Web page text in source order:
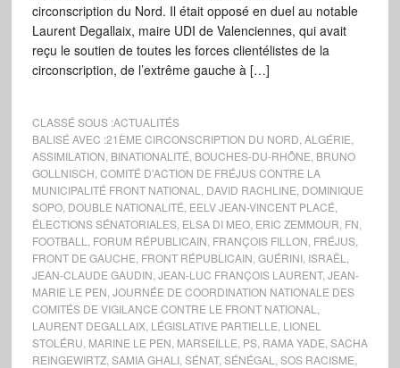
circonscription du Nord. Il était opposé en duel au notable
Laurent Degallaix, maire UDI de Valenciennes, qui avait
reçu le soutien de toutes les forces clientélistes de la
circonscription, de l’extrême gauche à […]
CLASSÉ SOUS :ACTUALITÉS
BALISÉ AVEC :21ÈME CIRCONSCRIPTION DU NORD ALGÉRIE
ASSIMILATION BINATIONALITÉ BOUCHES-DU-RHÔNE BRUNO
GOLLNISCH COMITÉ D'ACTION DE FRÉJUS CONTRE LA
MUNICIPALITÉ FRONT NATIONAL
DAVID RACHLINE DOMINIQUE
SOPO, DOUBLE NATIONALITÉ EELV JEAN-VINCENT PLACÉ
ÉLECTIONS SÉNATORIALES, ELSA DI MEO, ERIC ZEMMOUR FN
FOOTBALL
FORUM RÉPUBLICAIN FRANÇOIS FILLON FRÉJUS,
FRONT DE GAUCHE FRONT RÉPUBLICAIN GUÉRINI, ISRAËL
JEAN-CLAUDE GAUDIN JEAN-LUC FRANÇOIS LAURENT, JEAN-
MARIE LE PEN JOURNÉE DE COORDINATION NATIONALE DES
COMITÉS DE VIGILANCE CONTRE LE FRONT NATIONAL
LAURENT DEGALLAIX, LÉGISLATIVE PARTIELLE LIONEL
STOLÉRU MARINE LE PEN MARSEILLE PS, RAMA YADE SACHA
REINGEWIRTZ, SAMIA GHALI, SÉNAT, SÉNÉGAL SOS RACISME